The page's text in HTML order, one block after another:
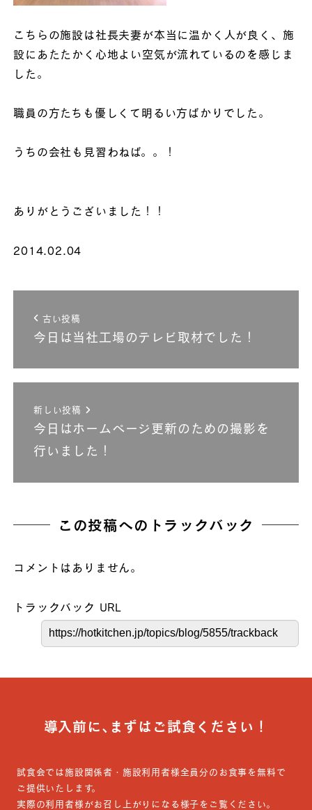
こちらの施設は社長夫妻が本当に温かく人が良く、施
設にあたたかく心地よい空気が流れているのを感じま
した。
職員の方たちも優しくて明るい方ばかりでした。
うちの会社も見習わねば。。！
ありがとうございました！！
2014.02.04
古い投稿
今日は当社工場のテレビ取材でした！
新しい投稿
今日はホームページ更新のための撮影を
行いました！
この投稿へのトラックバック
コメントはありません。
トラックバック URL
導入前に､まずはご試食ください！
試食会では施設関係者・施設利用者様全員分のお食事を無料で
ご提供いたします。
実際の利用者様がお召し上がりになる様子をご覧ください。